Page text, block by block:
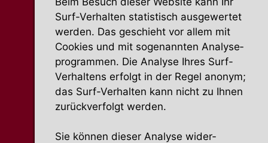
Surf-Verhalten statis­tisch ausge­wertet
werden. Das geschieht vor allem mit
Cookies und mit sogenannten Analy­se­
pro­grammen. Die Analyse Ihres Surf-
Verhaltens erfolgt in der Regel anonym;
das Surf-Verhalten kann nicht zu Ihnen
zurück­ver­folgt werden.
Sie können dieser Analyse wider­